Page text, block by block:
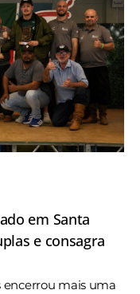
em Santa
e consagra
encerrou mais uma